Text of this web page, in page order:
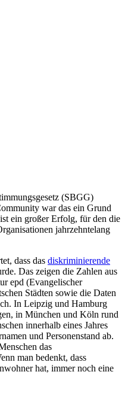
(SBGG)
war das ein Grund
ein großer Erfolg, für den die
jahrzehntelang
dass das diskriminierende
Das zeigen die Zahlen aus
epd (Evangelischer
Städten sowie die Daten
In Leipzig und Hamburg
in München und Köln rund
innerhalb eines Jahres
und Personenstand ab.
das
man bedenkt, dass
hat, immer noch eine